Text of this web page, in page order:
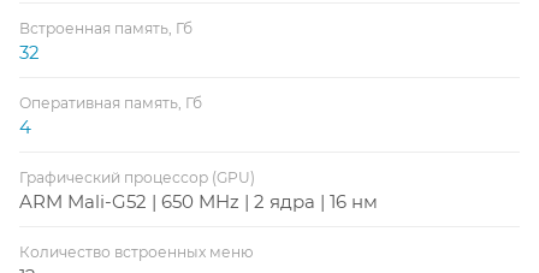
Встроенная память, Гб
32
Оперативная память, Гб
4
Графический процессор (GPU)
ARM Mali-G52 | 650 MHz | 2 ядра | 16 нм
Количество встроенных меню